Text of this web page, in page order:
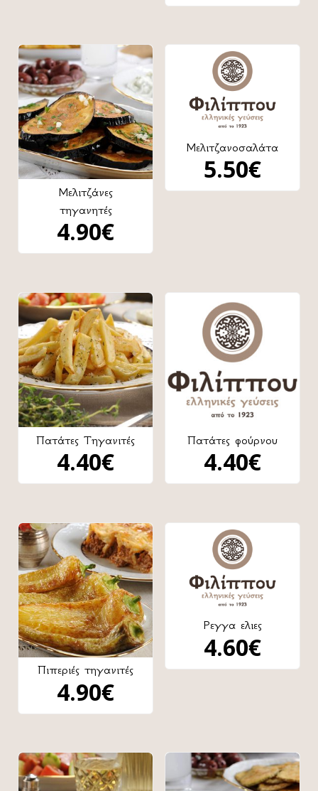
Μελιτζάνες
τηγανητές
4.90€
Μελιτζανοσαλάτα
5.50€
Πατάτες Τηγανιτές
4.40€
Πατάτες φούρνου
4.40€
Πιπεριές τηγανιτές
4.90€
Ρεγγα ελιες
4.60€